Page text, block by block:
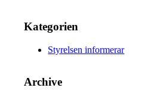
Kategorien
Styrelsen informerar
Archive